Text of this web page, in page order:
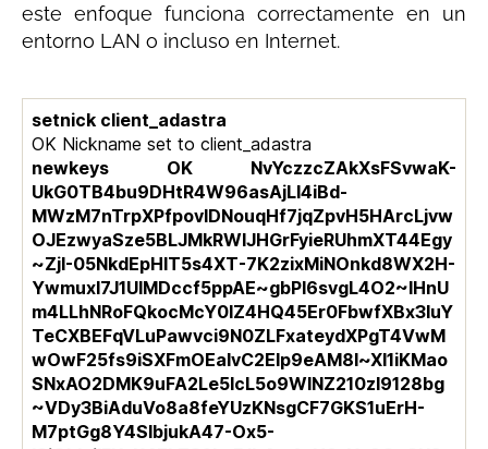
este enfoque funciona correctamente en un
entorno LAN o incluso en Internet.
setnick client_adastra
OK Nickname set to client_adastra
newkeys OK NvYczzcZAkXsFSvwaK-
UkG0TB4bu9DHtR4W96asAjLl4iBd-
MWzM7nTrpXPfpovlDNouqHf7jqZpvH5HArcLjvw
OJEzwyaSze5BLJMkRWIJHGrFyieRUhmXT44Egy
~ZjI-05NkdEpHIT5s4XT-7K2zixMiNOnkd8WX2H-
Ywmuxl7J1UIMDccf5ppAE~gbPl6svgL4O2~IHnU
m4LLhNRoFQkocMcY0IZ4HQ45Er0FbwfXBx3luY
TeCXBEFqVLuPawvci9N0ZLFxateydXPgT4VwM
wOwF25fs9iSXFmOEaIvC2Elp9eAM8l~Xl1iKMao
SNxAO2DMK9uFA2Le5lcL5o9WINZ210zI9128bg
~VDy3BiAduVo8a8feYUzKNsgCF7GKS1uErH-
M7ptGg8Y4SlbjukA47-Ox5-